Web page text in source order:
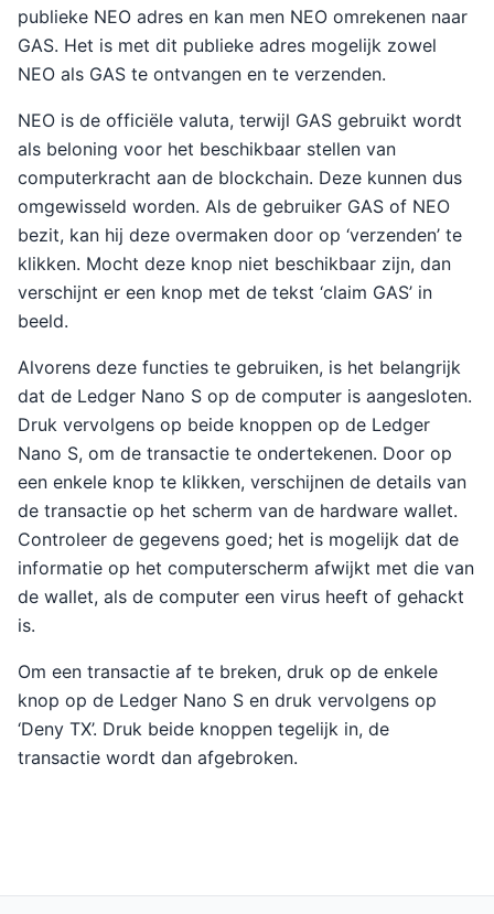
publieke NEO adres en kan men NEO omrekenen naar
GAS. Het is met dit publieke adres mogelijk zowel
NEO als GAS te ontvangen en te verzenden.
NEO is de officiële valuta, terwijl GAS gebruikt wordt
als beloning voor het beschikbaar stellen van
computerkracht aan de blockchain. Deze kunnen dus
omgewisseld worden. Als de gebruiker GAS of NEO
bezit, kan hij deze overmaken door op ‘verzenden’ te
klikken. Mocht deze knop niet beschikbaar zijn, dan
verschijnt er een knop met de tekst ‘claim GAS’ in
beeld.
Alvorens deze functies te gebruiken, is het belangrijk
dat de Ledger Nano S op de computer is aangesloten.
Druk vervolgens op beide knoppen op de Ledger
Nano S, om de transactie te ondertekenen. Door op
een enkele knop te klikken, verschijnen de details van
de transactie op het scherm van de hardware wallet.
Controleer de gegevens goed; het is mogelijk dat de
informatie op het computerscherm afwijkt met die van
de wallet, als de computer een virus heeft of gehackt
is.
Om een transactie af te breken, druk op de enkele
knop op de Ledger Nano S en druk vervolgens op
‘Deny TX’. Druk beide knoppen tegelijk in, de
transactie wordt dan afgebroken.